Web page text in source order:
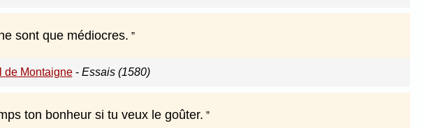
sont que médiocres.
de Montaigne- Essais (1580)
ton bonheur si tu veux le goûter.